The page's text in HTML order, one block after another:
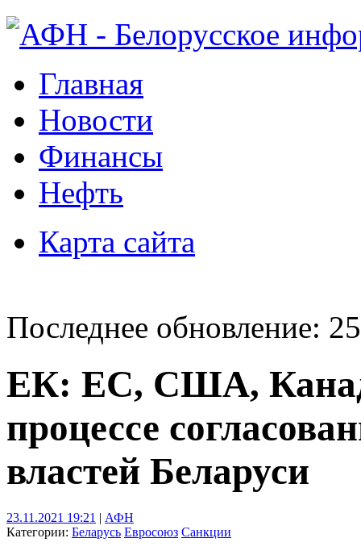
Главная
Новости
Финансы
Нефть
Карта сайта
Последнее обновление:
ЕК: ЕС, США,
процессе
властей Беларуси
23.11.2021 19:21 | АФН
Категории: Беларусь Евросоюз Санкции